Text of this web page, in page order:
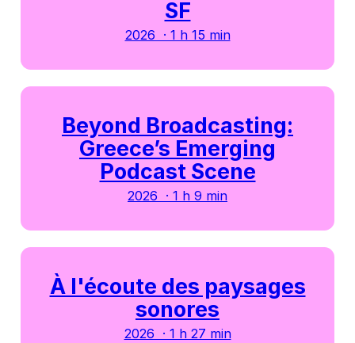
SF
2026 · 1 h 15 min
Beyond Broadcasting:
Greece’s Emerging
Podcast Scene
2026 · 1 h 9 min
À l'écoute des paysages
sonores
2026 · 1 h 27 min